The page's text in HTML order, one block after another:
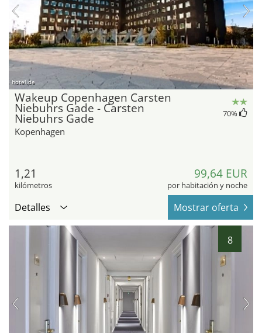
hotel.de
Wakeup Copenhagen Carsten
Niebuhrs Gade - Carsten
Niebuhrs Gade
Kopenhagen
70%
1,21
kilómetros
99,64 EUR
por habitación y noche
Detalles Mostrar oferta
8